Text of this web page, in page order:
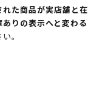
た商品が実店舗と在
りの表示へと変わる
。